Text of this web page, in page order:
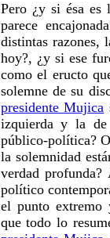
Pero ¿y si ésa
parece
distintas razones,
hoy?, ¿y si ese
como el eructo
solemne de su
presidente Mujica
izquierda y la
público-política?
la solemnidad
verdad
político
el punto extremo
que todo lo